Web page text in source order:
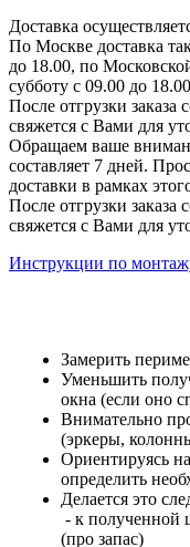
Доставка
По Москве доставка
до 18.00, по
субботу с 09.00 до
После отгрузки заказа
свяжется с Вами для
Обращаем ваше
составляет 7 дней.
доставки в рамках
После отгрузки заказа
свяжется с Вами для
Инструкции по
Замерить
Уменьшить
окна (если оно
Внимательно
(эркеры,
Ориентируясь
определить
Делается это
- к полученной
(про запас)